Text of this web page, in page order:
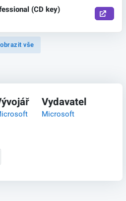
(CD key)
vše
Vydavatel
Microsoft